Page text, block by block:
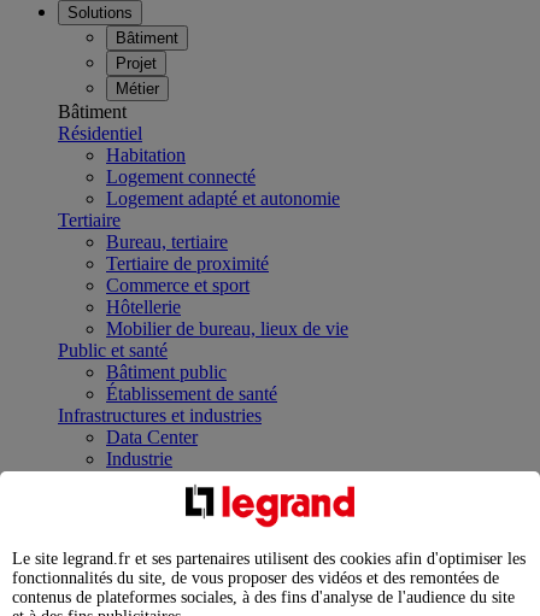
Solutions
Bâtiment
Projet
Métier
Bâtiment
Résidentiel
Habitation
Logement connecté
Logement adapté et autonomie
Tertiaire
Bureau, tertiaire
Tertiaire de proximité
Commerce et sport
Hôtellerie
Mobilier de bureau, lieux de vie
Public et santé
Bâtiment public
Établissement de santé
Infrastructures et industries
Data Center
Industrie
Infrastructures
Contrôler et planifier le fonctionnement des appareils
Répartir et optimiser son tableau électrique
Legrand Data Center Solutions : concentrer les
expertises au service de vos performances
Le site legrand.fr et ses partenaires utilisent des cookies afin d'optimiser les
fonctionnalités du site, de vous proposer des vidéos et des remontées de
contenus de plateformes sociales, à des fins d'analyse de l'audience du site